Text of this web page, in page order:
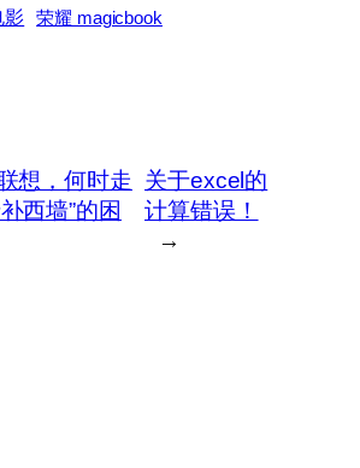
影 荣耀 magicbook
想，何时走
西墙”的困
关于excel的
计算错误！
→